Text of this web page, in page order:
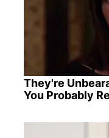
They're
You Probably